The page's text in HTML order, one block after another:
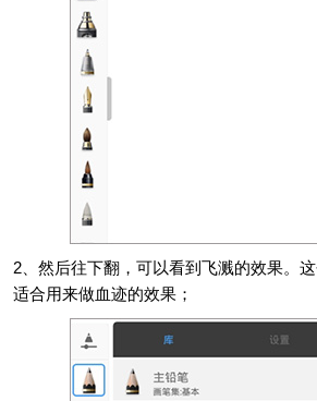
2、然后往下翻，可以看到飞溅的效果。
适合用来做血迹的效果；